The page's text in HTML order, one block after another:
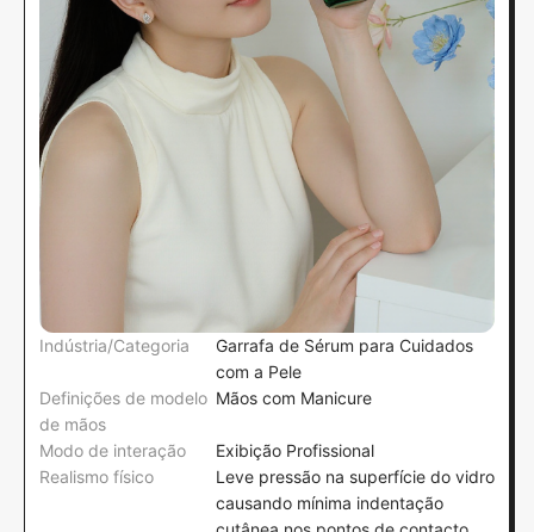
Indústria/Categoria
Garrafa de Sérum para Cuidados
com a Pele
Definições de modelo
de mãos
Mãos com Manicure
Modo de interação
Exibição Profissional
Realismo físico
Leve pressão na superfície do vidro
causando mínima indentação